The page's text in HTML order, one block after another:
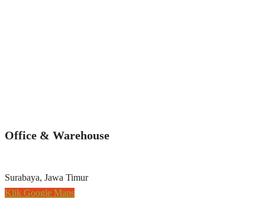
Office & Warehouse
Surabaya, Jawa Timur
Klik Google Maps